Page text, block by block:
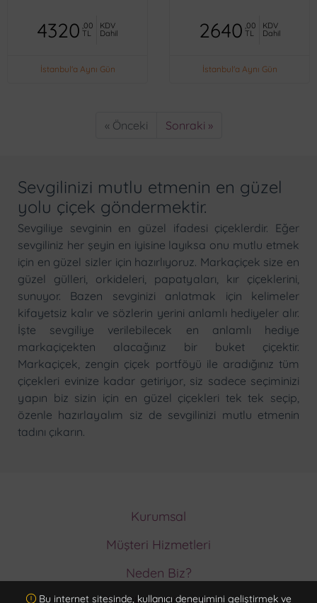
4320 ,00
TL
KDV
Dahil
İstanbul'a Aynı Gün
2640 ,00
TL
KDV
Dahil
İstanbul'a Aynı Gün
« Önceki Sonraki »
Sevgilinizi mutlu etmenin en güzel
yolu çiçek göndermektir.
Sevgiliye sevginin en güzel ifadesi çiçeklerdir. Eğer
sevgiliniz her şeyin en iyisine layıksa onu mutlu etmek
için en güzel sizler için hazırlıyoruz. Markaçiçek size en
güzel gülleri, orkideleri, papatyaları, kır çiçeklerini,
sunuyor. Bazen sevginizi anlatmak için kelimeler
kifayetsiz kalır ve sözlerin yerini anlamlı hediyeler alır.
İşte sevgiliye verilebilecek en anlamlı hediye
markaçiçekten alacağınız bir buket çiçektir.
Markaçiçek, zengin çiçek portföyü ile aradığınız tüm
çiçekleri evinize kadar getiriyor, siz sadece seçiminizi
yapın biz sizin için en güzel çiçekleri tek tek seçip,
özenle hazırlayalım siz de sevgilinizi mutlu etmenin
tadını çıkarın.
Kurumsal
Ödeme Metodları
Memnuniyet Garantisi
Müşteri Hizmetleri
İptal ve İade Koşulları
Sipariş Takip
Neden Biz?
ISO9001 Güvencesi
Bu internet sitesinde, kullanıcı deneyimini geliştirmek ve